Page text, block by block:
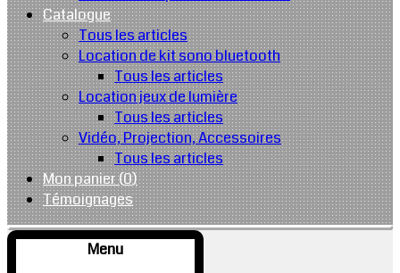
Catalogue
Tous les articles
Location de kit sono bluetooth
Tous les articles
Location jeux de lumière
Tous les articles
Vidéo, Projection, Accessoires
Tous les articles
Mon panier (0)
Témoignages
Menu